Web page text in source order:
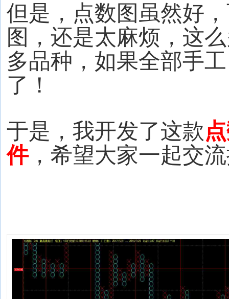
但是，点数图虽然好
图，还是太麻烦，这
多品种，如果全部手
了！
于是，我开发了这款
件，希望大家一起交